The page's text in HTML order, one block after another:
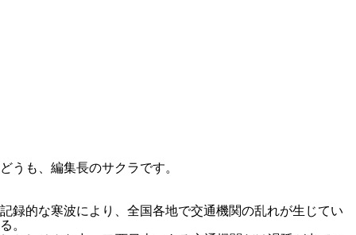
どうも、編集長のサクラです。
記録的な寒波により、全国各地で交通機関の乱れが生じてい
る。